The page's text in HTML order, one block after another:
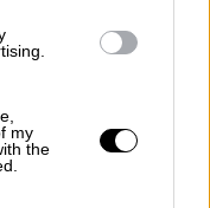
my
the
του
στην
του.